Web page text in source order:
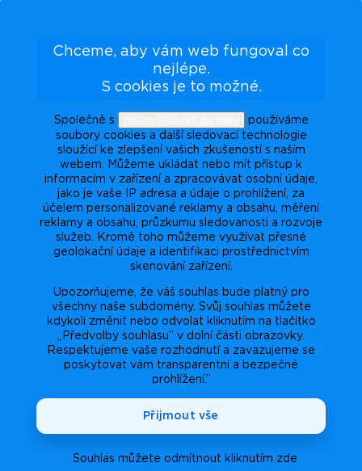
Chceme, aby vám web fungoval co
nejlépe.
S cookies je to možné.
Společně s
používáme
soubory cookies a další sledovací technologie
sloužící ke zlepšení vašich zkušeností s naším
webem. Můžeme ukládat nebo mít přístup k
informacím v zařízení a zpracovávat osobní údaje,
jako je vaše IP adresa a údaje o prohlížení, za
účelem personalizované reklamy a obsahu, měření
reklamy a obsahu, průzkumu sledovanosti a rozvoje
služeb. Kromě toho můžeme využívat přesné
geolokační údaje a identifikaci prostřednictvím
skenování zařízení.
Upozorňujeme, že váš souhlas bude platný pro
všechny naše subdomény. Svůj souhlas můžete
kdykoli změnit nebo odvolat kliknutím na tlačítko
„Předvolby souhlasu” v dolní části obrazovky.
Respektujeme vaše rozhodnutí a zavazujeme se
poskytovat vám transparentní a bezpečné
prohlížení.”
Souhlas můžete odmítnout kliknutím zde
Přijmout vše